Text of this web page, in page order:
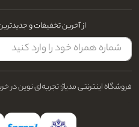
از آخرین تخفیفات و
فروشگاه اینترنتی مدیاژ؛ تجربه‌ای نوین در